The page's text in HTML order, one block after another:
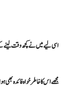
اسی لیے میں نے کچھ وقت لینے
مجھے اس کا خاطر خواہ فائدہ بھی